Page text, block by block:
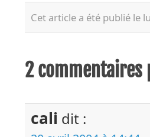
Cet article a été publié le
2 commentaires
cali dit :